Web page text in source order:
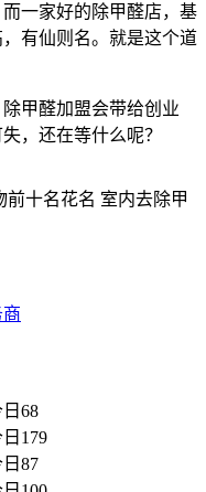
一家好的除甲醛店，基
有仙则名。就是这个道
甲醛加盟会带给创业
，还在等什么呢？
前十名花名 室内去除甲
68
179
87